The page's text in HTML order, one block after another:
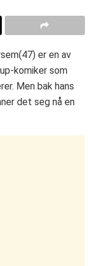
er en av
komiker som
Men bak hans
det seg nå en